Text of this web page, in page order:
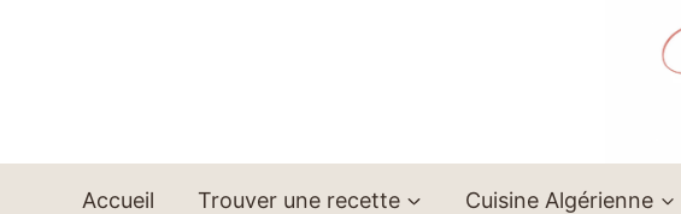
Accueil Trouver une recette Cuisine Algérienne